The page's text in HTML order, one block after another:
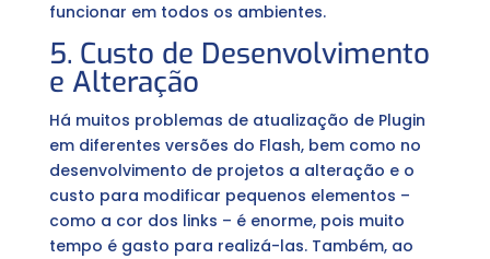
funcionar em todos os ambientes.
5. Custo de Desenvolvimento
e Alteração
Há muitos problemas de atualização de Plugin
em diferentes versões do Flash, bem como no
desenvolvimento de projetos a alteração e o
custo para modificar pequenos elementos –
como a cor dos links – é enorme, pois muito
tempo é gasto para realizá-las. Também, ao